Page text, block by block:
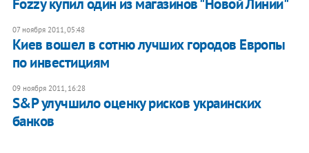
​Fozzy купил один из магазинов "Новой Линии"
07 ноября 2011, 05:48
​Киев вошел в сотню лучших городов Европы
по инвестициям
09 ноября 2011, 16:28
S&P улучшило оценку рисков украинских
банков